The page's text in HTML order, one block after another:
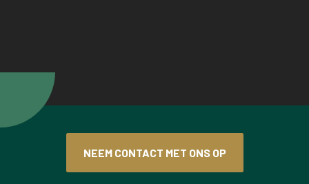
NEEM CONTACT MET ONS OP